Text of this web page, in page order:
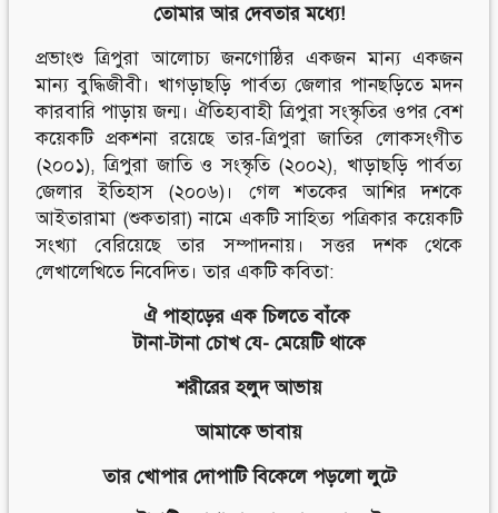
তোমার আর দেবতার মধ্যে!
প্রভাংশু ত্রিপুরা আলোচ্য জনগোষ্ঠির একজন মান্য একজন
মান্য বুদ্ধিজীবী। খাগড়াছড়ি পার্বত্য জেলার পানছড়িতে মদন
কারবারি পাড়ায় জন্ম। ঐতিহ্যবাহী ত্রিপুরা সংস্কৃতির ওপর বেশ
কয়েকটি প্রকশনা রয়েছে তার-ত্রিপুরা জাতির লোকসংগীত
(২০০১), ত্রিপুরা জাতি ও সংস্কৃতি (২০০২), খাড়াছড়ি পার্বত্য
জেলার ইতিহাস (২০০৬)। গেল শতকের আশির দশকে
আইতারামা (শুকতারা) নামে একটি সাহিত্য পত্রিকার কয়েকটি
সংখ্যা বেরিয়েছে তার সম্পাদনায়। সত্তর দশক থেকে
লেখালেখিতে নিবেদিত। তার একটি কবিতা:
ঐ পাহাড়ের এক চিলতে বাঁকে
টানা-টানা চোখ যে- মেয়েটি থাকে
শরীরের হলুদ আভায়
আমাকে ভাবায়
তার খোপার দোপাটি বিকেলে পড়লো লুটে